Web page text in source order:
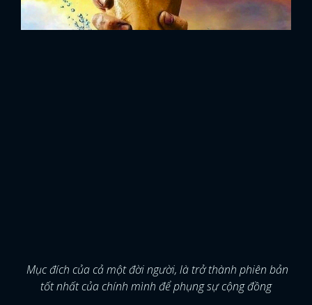
Mục đích của cả một đời người, là trở thành phiên bản
tốt nhất của chính mình để phụng sự cộng đồng